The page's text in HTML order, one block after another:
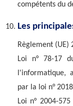
compétents du
Les
Règlement (UE)
Loi n° 78-17
l'informatique,
par la loi n°
Loi n° 2004-